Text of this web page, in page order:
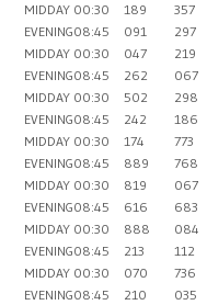
MIDDAY 00:30 189 357
EVENING08:45 091 297
MIDDAY 00:30 047 219
EVENING08:45 262 067
MIDDAY 00:30 502 298
EVENING08:45 242 186
MIDDAY 00:30 174 773
EVENING08:45 889 768
MIDDAY 00:30 819 067
EVENING08:45 616 683
MIDDAY 00:30 888 084
EVENING08:45 213 112
MIDDAY 00:30 070 736
EVENING08:45 210 035